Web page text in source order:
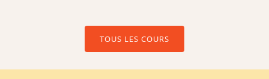
TOUS LES COURS